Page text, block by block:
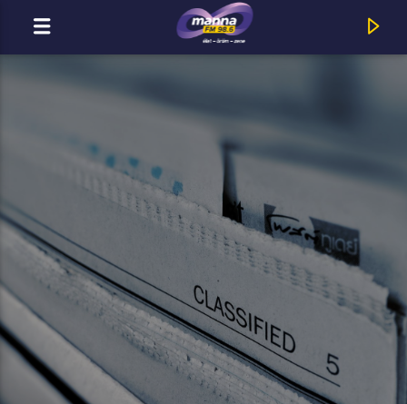
MOST ADÁSBAN
MannaFM